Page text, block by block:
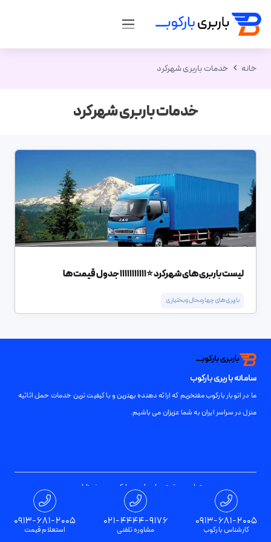
خانه خدمات باربری شهرکرد
خدمات باربری شهرکرد
لیست باربری های شهرکرد ⭐️11111111111 جدول قیمت ها
باربری های چهارمحال و بختیاری
سامانه باربری بارکوب
ما در اتوبار بارکوب مفتخریم که ارائه دهنده بهترین و با کیفیت ترین خدمات حمل اثاثیه
منزل در سراسر ایران به شما عزیزان می باشیم.
تمامی حقوق برای باربری بارکوب محفوظ است
0913-681-2005
کارشناس بارکوب
021-4444-9176
مشاوره تلفنی
0913-681-2005
استعلام قیمت